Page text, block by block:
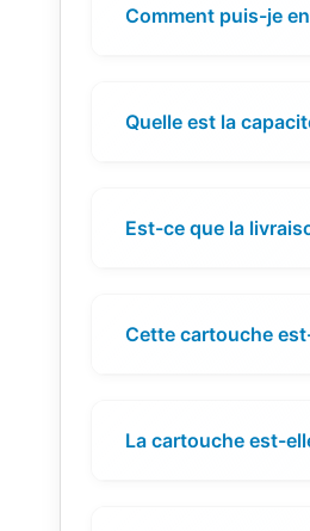
Comment puis-je
Quelle est la
Est-ce que la
Cette cartouche
La cartouche est-